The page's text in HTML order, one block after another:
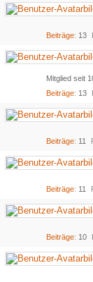
Beiträge 13
Mitglied seit
Beiträge 13
Beiträge 11
Beiträge 11
Beiträge 10